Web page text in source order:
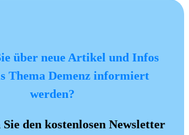
über neue Artikel und Infos
Thema Demenz informiert
werden?
den kostenlosen Newsletter